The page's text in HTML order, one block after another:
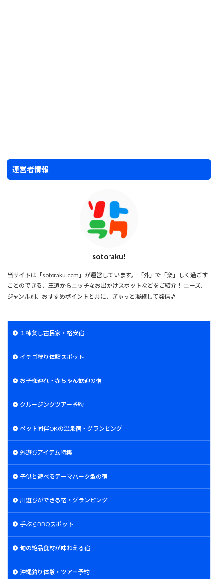
運営者情報
sotoraku!
当サイトは「sotoraku.com」が運営しています。 「外」で「楽」しく過ごす
ことのできる、王道からニッチなお出かけスポットなどをご紹介！ ニーズ、
ジャンル別、おすすめポイントと共に、ぎゅっと凝縮して発信🎵
１棟貸し古民家・格安宿
イチゴ狩り体験スポット
お子様連れ・赤ちゃん歓迎の宿
クルージングツアー予約
ペット同伴OKの温泉宿・グランピング
外遊びアイテム特集
子供と遊べるテーマパーク型の宿
川遊びができる宿・グランピング
手ぶらBBQスポット
旬の絶品食材が味わえる宿
沖縄釣り体験・ツアー予約